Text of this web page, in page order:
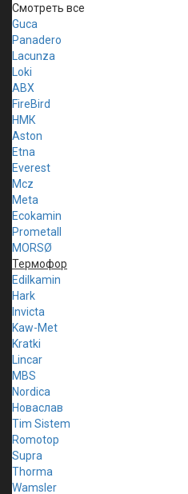
Смотреть все
Guca
Panadero
Lacunza
Loki
ABX
FireBird
НМК
Aston
Etna
Everest
Mcz
Meta
Ecokamin
Prometall
MORSØ
Термофор
Edilkamin
Hark
Invicta
Kaw-Met
Kratki
Lincar
MBS
Nordica
Новаслав
Tim Sistem
Romotop
Supra
Thorma
Wamsler